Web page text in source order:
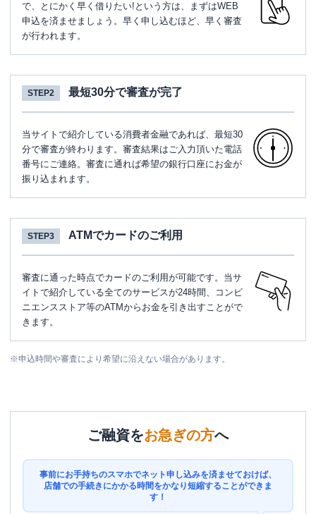
で、とにかく早く借りたい!という方は、まずはWEB
申込を済ませましょう。早く申し込むほど、早く審査
が行われます。
STEP2 最短30分で審査が完了
当サイトで紹介している消費者金融であれば、最短30
分で審査が終わります。審査結果はご入力頂いた電話
番号にご連絡。審査に通れば希望の銀行口座にお金が
振り込まれます。
STEP3 ATMでカードのご利用
審査に通った時点でカードのご利用が可能です。当サ
イトで紹介している全てのサービスが24時間、コンビ
ニエンスストア等のATMからお金を引き出すことがで
きます。
※申込時間や審査により希望に沿えない場合があります。
ご融資をお急ぎの方へ
事前にお手持ちのスマホでネット申し込みを済ませておけば、
店舗での手続きにかかる時間をかなり短縮することができま
す！